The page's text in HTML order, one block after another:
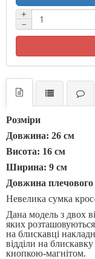
+
−
Розміри
Довжина: 26 см
Висота: 16 см
Ширина: 9 см
Довжина
Невелика сумка
Дана модель з двох
яких
на блискавці
відділи на
кнопкою-магнітом.